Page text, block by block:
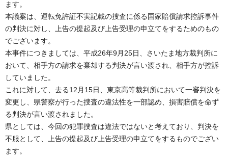
ます。
本議案は、運転免許証不実記載の捜査に係る国家賠償請求控訴事件
の判決に対し、上告の提起及び上告受理の申立てをするためのもの
でございます。
本事件につきましては、平成26年9月25日、さいたま地方裁判所に
おいて、相手方の請求を棄却する判決が言い渡され、相手方が控訴
していました。
これに対して、去る12月15日、東京高等裁判所において一審判決を
変更し、県警察が行った捜査の違法性を一部認め、損害賠償を命ず
る判決が言い渡されました。
県としては、今回の犯罪捜査は違法ではないと考えており、判決を
不服として、上告の提起及び上告受理の申立てをするものでござい
ます。